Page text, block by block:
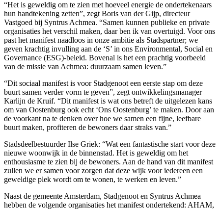
“Het is geweldig om te zien met hoeveel energie de ondertekenaars
hun handtekening zetten”, zegt Boris van der Gijp, directeur
Vastgoed bij Syntrus Achmea. “Samen kunnen publieke en private
organisaties het verschil maken, daar ben ik van overtuigd. Voor ons
past het manifest naadloos in onze ambitie als Stadspartner; we
geven krachtig invulling aan de ‘S’ in ons Environmental, Social en
Governance (ESG)-beleid. Bovenal is het een prachtig voorbeeld
van de missie van Achmea: duurzaam samen leven.”
“Dit sociaal manifest is voor Stadgenoot een eerste stap om deze
buurt samen verder vorm te geven”, zegt ontwikkelingsmanager
Karlijn de Kruif. “Dit manifest is wat ons betreft de uitgelezen kans
om van Oostenburg ook echt ‘Ons Oostenburg’ te maken. Door aan
de voorkant na te denken over hoe we samen een fijne, leefbare
buurt maken, profiteren de bewoners daar straks van.”
Stadsdeelbestuurder Ilse Griek: “Wat een fantastische start voor deze
nieuwe woonwijk in de binnenstad. Het is geweldig om het
enthousiasme te zien bij de bewoners. Aan de hand van dit manifest
zullen we er samen voor zorgen dat deze wijk voor iedereen een
geweldige plek wordt om te wonen, te werken en leven.”
Naast de gemeente Amsterdam, Stadgenoot en Syntrus Achmea
hebben de volgende organisaties het manifest ondertekend: AHAM,